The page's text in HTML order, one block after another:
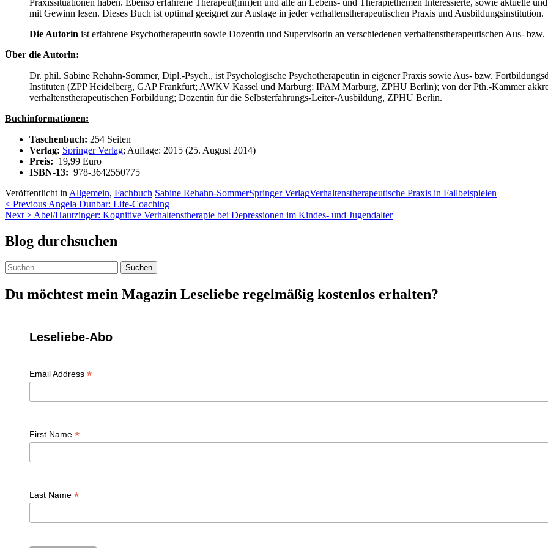
mit Gewinn lesen. Dieses Buch ist optimal geeignet zur Auslage in jeder verhaltenstherapeutischen Praxis und Ausbildungsinstitution.
Die Autorin ist erfahrene Psychotherapeutin sowie Dozentin und Supervisorin an verschiedenen verhaltenstherapeutischen Aus-
Über die Autorin:
Dr. phil. Sabine Rehahn-Sommer, Dipl.-Psych., ist Psychologische Psychotherapeutin in eigener Praxis sowie Aus- bzw.
Instituten (ZPP Heidelberg, GAP Frankfurt; AWKV Kassel und Marburg; IPAM Marburg, ZPHU Berlin); von der Pth.-Kammer
verhaltenstherapeutischen Forbildung; Dozentin für die Selbsterfahrungs-Leiter-Ausbildung, ZPHU Berlin.
Buchinformationen:
Taschenbuch: 254 Seiten
Verlag: Springer Verlag; Auflage: 2015 (25. August 2014)
Preis: 19,99 Euro
ISBN-13: 978-3642550775
Veröffentlicht in Allgemein, Fachbuch Sabine Rehahn-SommerSpringer VerlagVerhaltenstherapeutische Praxis in Fallbeispielen
Beitragsnavigation
< Previous Angela Dunbar: Life-Coaching
Next > Abel/Hautzinger: Kognitive Verhaltenstherapie bei Depressionen im Kindes- und Jugendalter
Blog durchsuchen
Suchen
nach:
Du möchtest mein Magazin Leseliebe regelmäßig kostenlos erhalten?
Leseliebe-Abo
Email Address *
First Name *
Last Name *